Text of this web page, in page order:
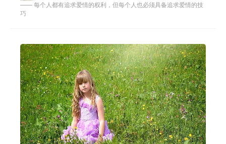
—— 每个人都有追求爱情的权利，但每个人也必须具备追求爱情的技
巧